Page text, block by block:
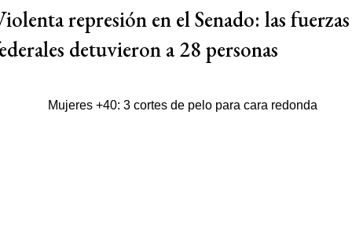
represión en el Senado: las fuerzas
detuvieron a 28 personas